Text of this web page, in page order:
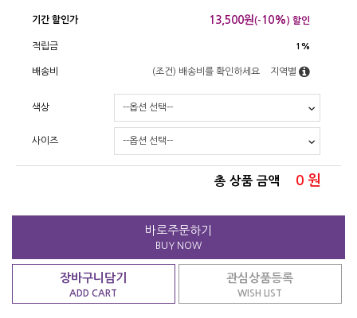
기간 할인가 13,500원(- 10%) 할인
적립금 1%
배송비 (조건) 배송비를 확인하세요 지역별
색상
사이즈
총 상품 금액 0 원
바로주문하기
BUY NOW
장바구니담기
ADD CART
관심상품등록
WISH LIST